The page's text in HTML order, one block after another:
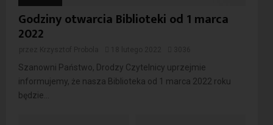
Godziny otwarcia Biblioteki od 1 marca
2022
Szanowni Państwo, Drodzy Czytelnicy uprzejmie
informujemy, że nasza Biblioteka od 1 marca 2022 roku
będzie...